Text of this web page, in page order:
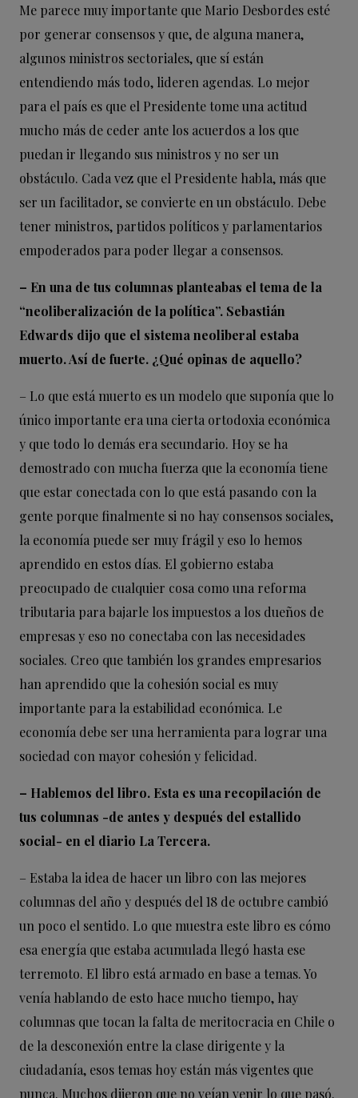
Me parece muy importante que Mario Desbordes esté
por generar consensos y que, de alguna manera,
algunos ministros sectoriales, que sí están
entendiendo más todo, lideren agendas. Lo mejor
para el país es que el Presidente tome una actitud
mucho más de ceder ante los acuerdos a los que
puedan ir llegando sus ministros y no ser un
obstáculo. Cada vez que el Presidente habla, más que
ser un facilitador, se convierte en un obstáculo. Debe
tener ministros, partidos políticos y parlamentarios
empoderados para poder llegar a consensos.
– En una de tus columnas planteabas el tema de la
“neoliberalización de la política”. Sebastián
Edwards dijo que el sistema neoliberal estaba
muerto. Así de fuerte. ¿Qué opinas de aquello?
– Lo que está muerto es un modelo que suponía que lo
único importante era una cierta ortodoxia económica
y que todo lo demás era secundario. Hoy se ha
demostrado con mucha fuerza que la economía tiene
que estar conectada con lo que está pasando con la
gente porque finalmente si no hay consensos sociales,
la economía puede ser muy frágil y eso lo hemos
aprendido en estos días. El gobierno estaba
preocupado de cualquier cosa como una reforma
tributaria para bajarle los impuestos a los dueños de
empresas y eso no conectaba con las necesidades
sociales. Creo que también los grandes empresarios
han aprendido que la cohesión social es muy
importante para la estabilidad económica. Le
economía debe ser una herramienta para lograr una
sociedad con mayor cohesión y felicidad.
– Hablemos del libro. Esta es una recopilación de
tus columnas -de antes y después del estallido
social- en el diario La Tercera.
– Estaba la idea de hacer un libro con las mejores
columnas del año y después del 18 de octubre cambió
un poco el sentido. Lo que muestra este libro es cómo
esa energía que estaba acumulada llegó hasta ese
terremoto. El libro está armado en base a temas. Yo
venía hablando de esto hace mucho tiempo, hay
columnas que tocan la falta de meritocracia en Chile o
de la desconexión entre la clase dirigente y la
ciudadanía, esos temas hoy están más vigentes que
nunca. Muchos dijeron que no veían venir lo que pasó.